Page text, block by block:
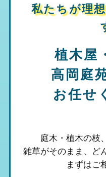
私たちが理
植木屋
高岡庭
お任せ
庭木・植木の枝
雑草がそのまま、 ど
まずはご